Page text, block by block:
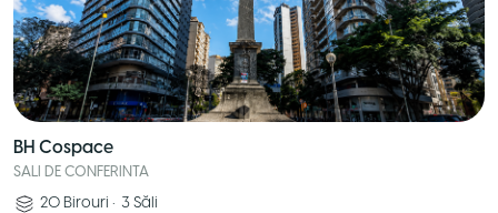
BH Cospace
SALI DE CONFERINTA
20 Birouri • 3 Săli